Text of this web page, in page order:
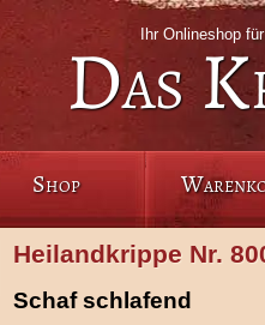
Ihr Onlineshop
Das
Shop
Heilandkrippe Nr.
Schaf schlafend